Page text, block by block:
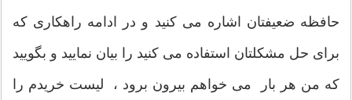
حافظه ضعیفتان اشاره می کنید و در ادامه راهکاری که
برای حل مشکلتان استفاده می کنید را بیان نمایید و بگویید
که من هر بار می خواهم بیرون برود ، لیست خریدم را